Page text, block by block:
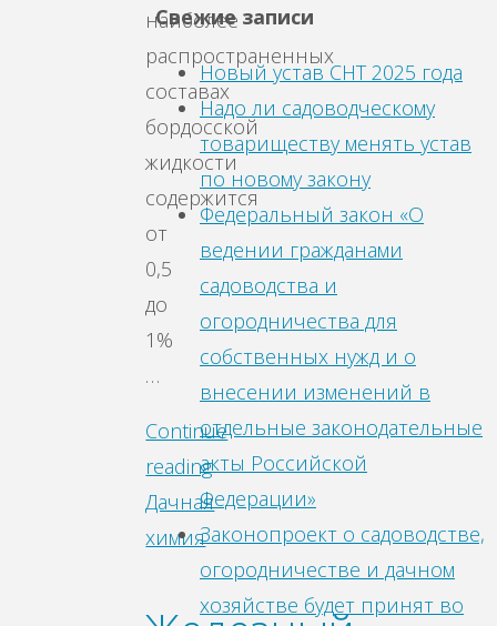
наиболее
распространенных
составах
бордосской
жидкости
содержится
от
0,5
до
1%
…
Continue
reading
Дачная
химия
Свежие записи
Новый устав СНТ 2025 года
Надо ли садоводческому
товариществу менять устав
по новому закону
Федеральный закон «О
ведении гражданами
садоводства и
огородничества для
собственных нужд и о
внесении изменений в
отдельные законодательные
акты Российской
Федерации»
Законопроект о садоводстве,
огородничестве и дачном
хозяйстве будет принят во